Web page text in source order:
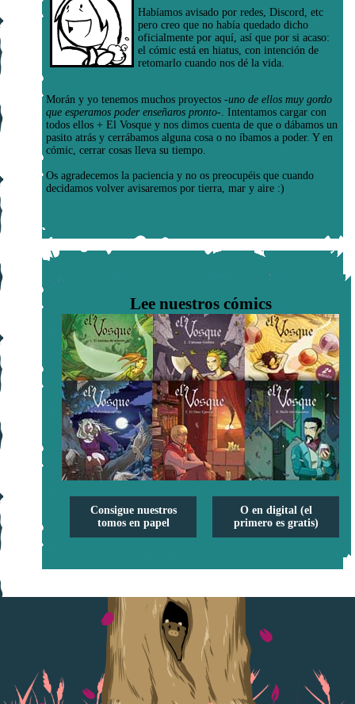
Habíamos avisado por redes, Discord, etc
pero creo que no había quedado dicho
oficialmente por aquí, así que por si acaso:
el cómic está en hiatus, con intención de
retomarlo cuando nos dé la vida.
Morán y yo tenemos muchos proyectos -uno de ellos muy gordo
que esperamos poder enseñaros pronto- . Intentamos cargar con
todos ellos + El Vosque y nos dimos cuenta de que o dábamos un
pasito atrás y cerrábamos alguna cosa o no íbamos a poder. Y en
cómic, cerrar cosas lleva su tiempo.
Os agradecemos la paciencia y no os preocupéis que cuando
decidamos volver avisaremos por tierra, mar y aire :)
Lee nuestros cómics
Consigue nuestros
tomos en papel
O en digital (el
primero es gratis)